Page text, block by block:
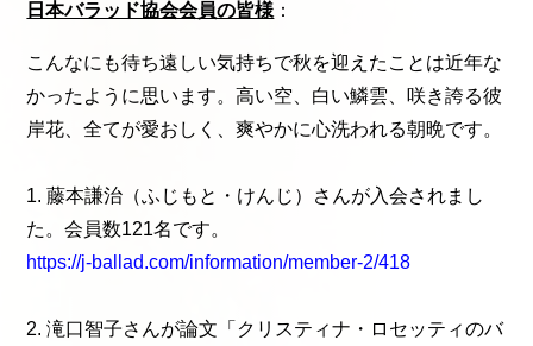
日本バラッド協会会員の皆様 ：
こんなにも待ち遠しい気持ちで秋を迎えたことは近年な
かったように思います。高い空、白い鱗雲、咲き誇る彼
岸花、全てが愛おしく、爽やかに心洗われる朝晩です。
1. 藤本謙治（ふじもと・けんじ）さんが入会されまし
た。会員数121名です。
https://j-ballad.com/information/member-2/418
2. 滝口智子さんが論文「クリスティナ・ロセッティのバ